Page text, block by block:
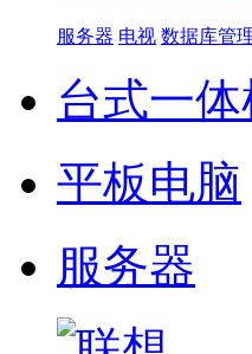
服务器 电视 数据库管
台式一体
平板电脑
服务器